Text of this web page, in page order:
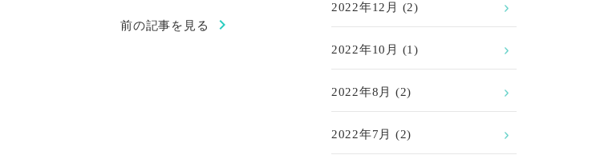
前の記事を見る chevron_right
2022年12月 (2)
2022年10月 (1)
2022年8月 (2)
2022年7月 (2)